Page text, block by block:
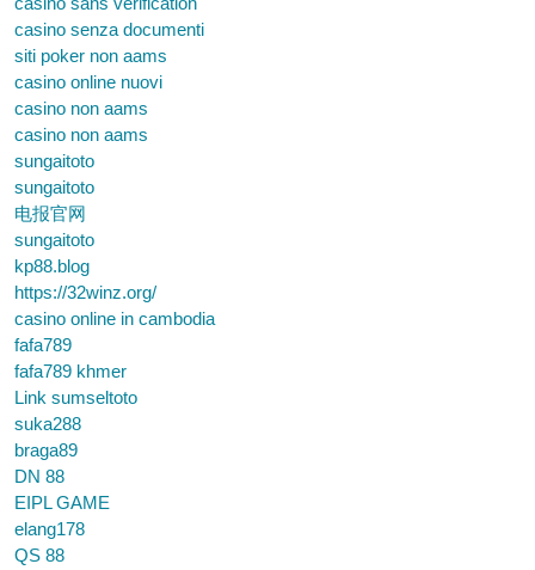
casino senza documenti
siti poker non aams
casino online nuovi
casino non aams
casino non aams
sungaitoto
sungaitoto
电报官网
sungaitoto
kp88.blog
https://32winz.org/
casino online in cambodia
fafa789
fafa789 khmer
Link sumseltoto
suka288
braga89
DN 88
EIPL GAME
elang178
QS 88